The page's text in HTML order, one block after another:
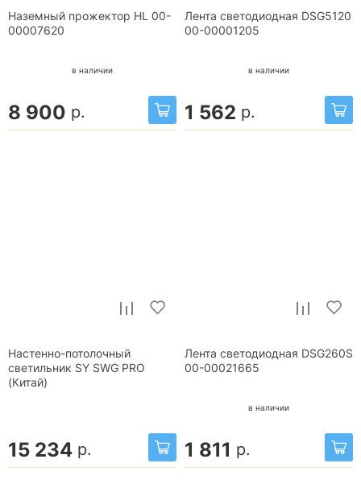
Наземный прожектор HL 00-
00007620
в наличии
8 900 р.
Лента светодиодная DSG5120
00-00001205
в наличии
1 562 р.
Настенно-потолочный
светильник SY SWG PRO
(Китай)
15 234 р.
Лента светодиодная DSG260S
00-00021665
в наличии
1 811 р.